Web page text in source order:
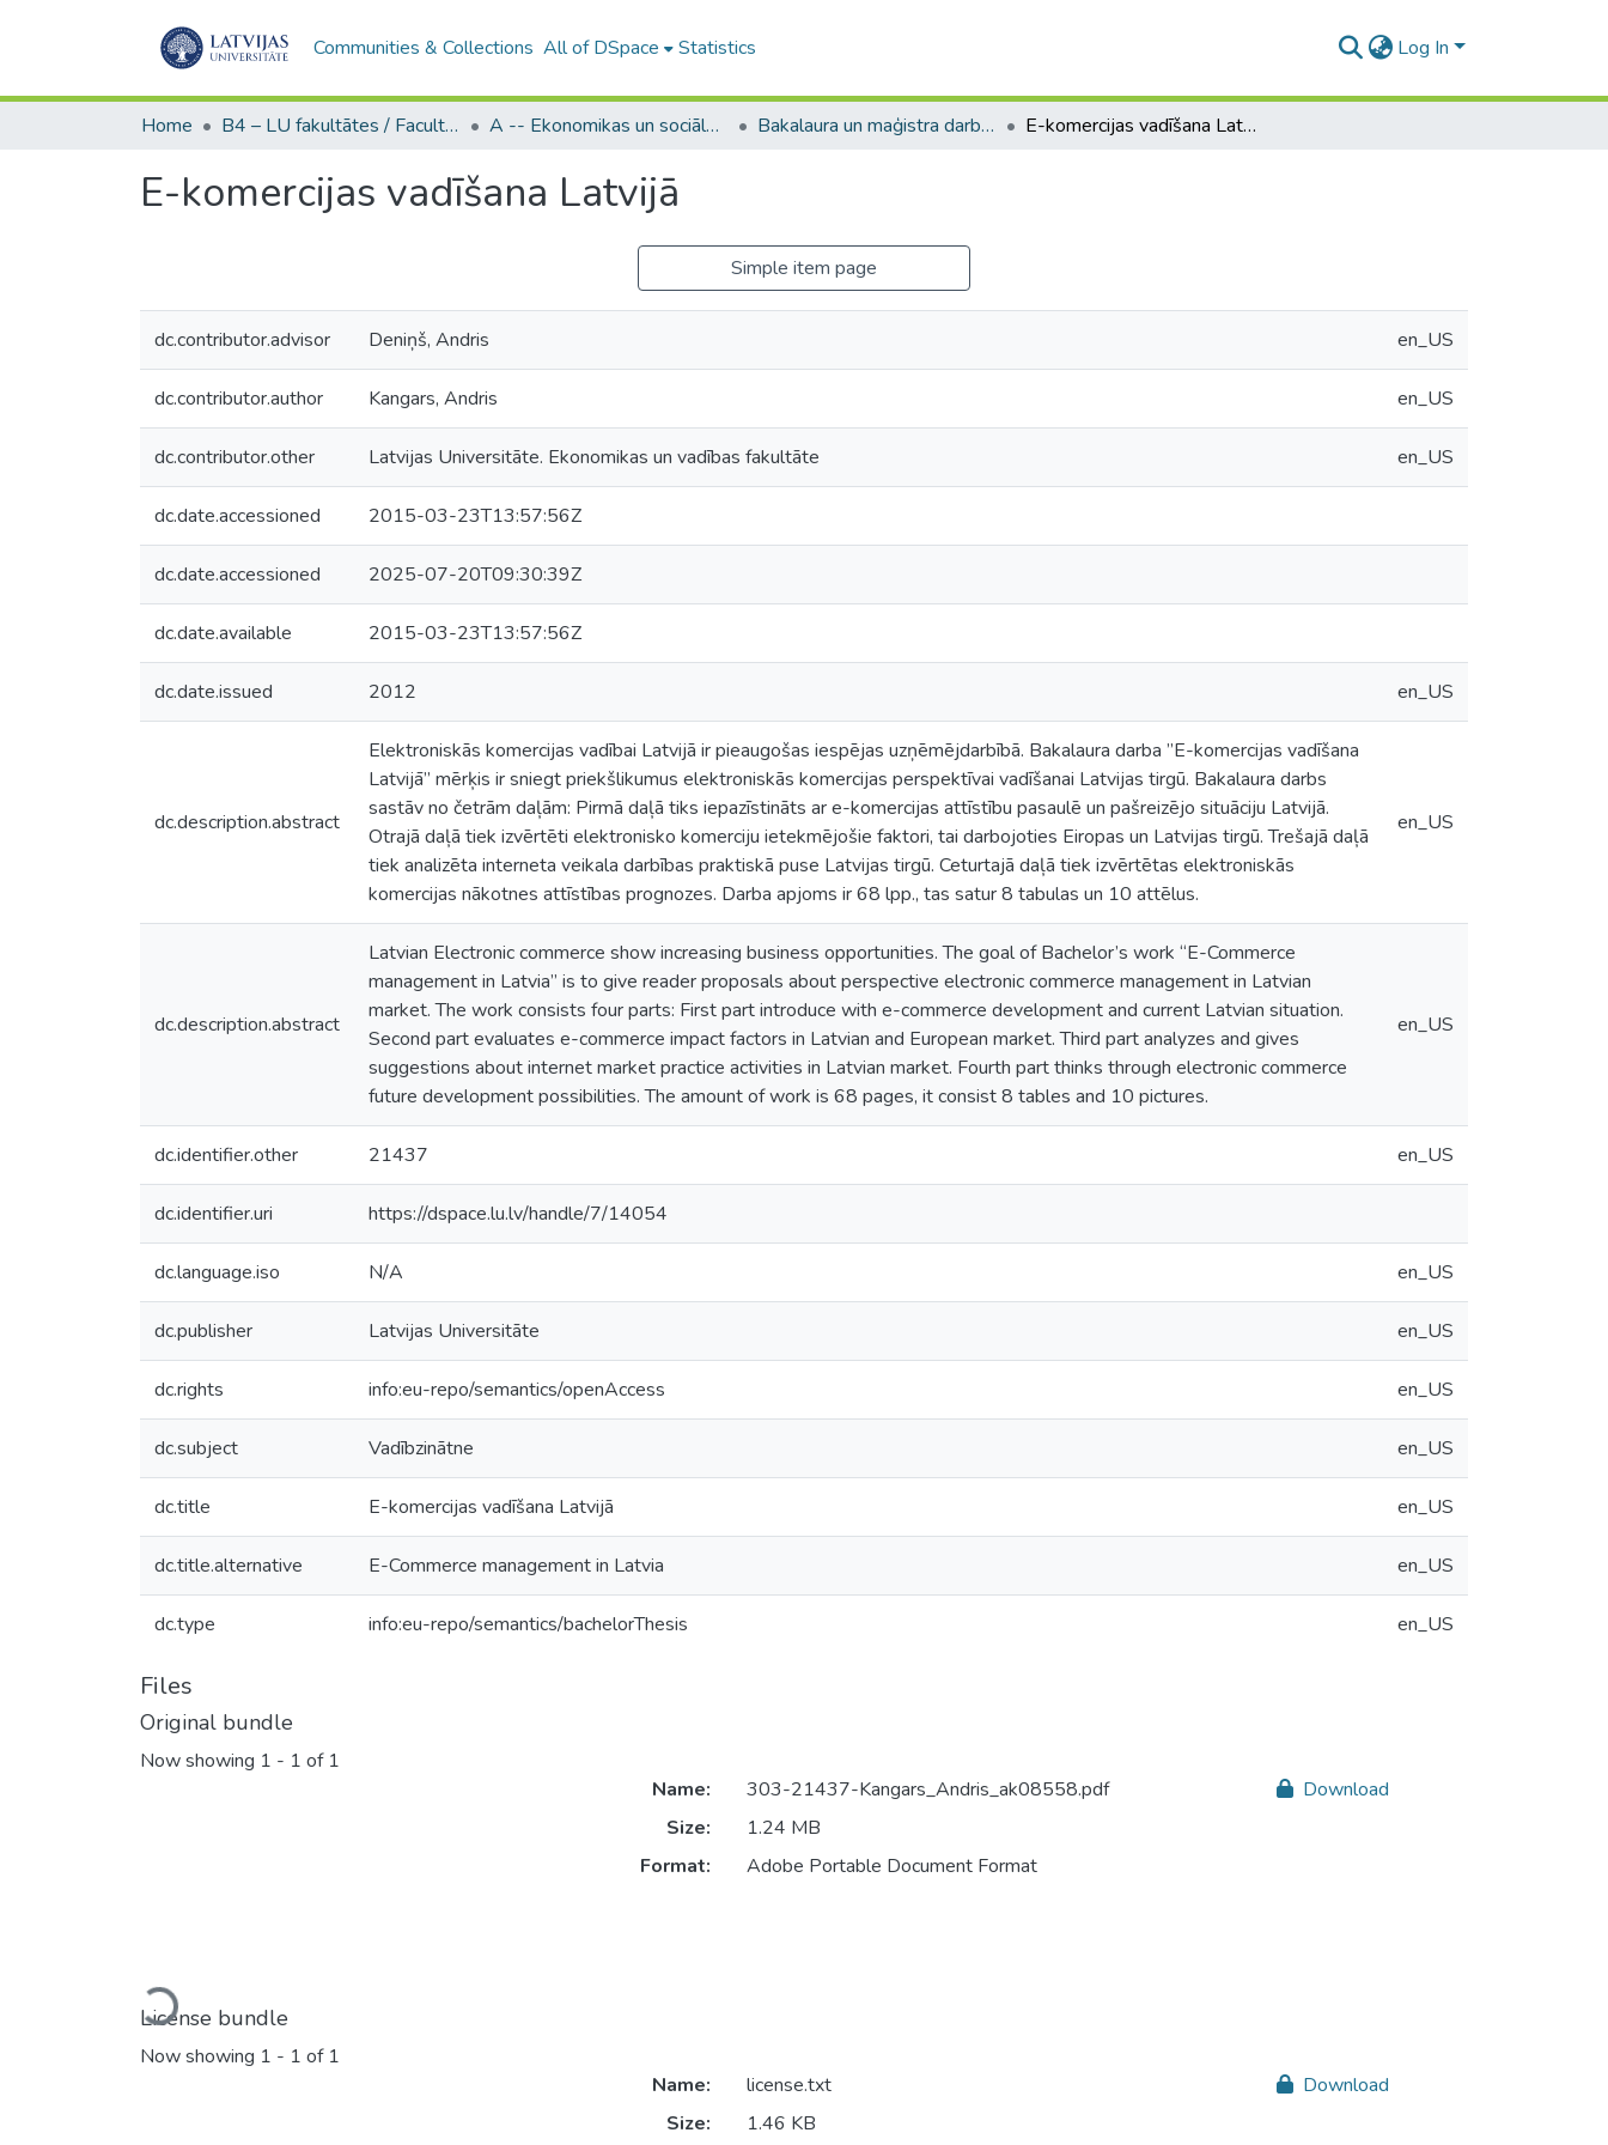
Communities & Collections All of DSpace Statistics Log In
Home B4 – LU fakultātes / Faculties of the UL A -- Ekonomikas un sociālo zinātņu fakultāte / Faculty of Economics and Social Sciences Bakalaura un maģistra darbi (ESZF) / Bachelor's and Master's theses E-komercijas vadīšana Latvijā
E-komercijas vadīšana Latvijā
Simple item page
dc.contributor.advisor Deniņš, Andris en_US
dc.contributor.author Kangars, Andris en_US
dc.contributor.other Latvijas Universitāte. Ekonomikas un vadības fakultāte en_US
dc.date.accessioned 2015-03-23T13:57:56Z
dc.date.accessioned 2025-07-20T09:30:39Z
dc.date.available 2015-03-23T13:57:56Z
dc.date.issued 2012 en_US
dc.description.abstract
Elektroniskās komercijas vadībai Latvijā ir pieaugošas iespējas uzņēmējdarbībā. Bakalaura darba ”E-komercijas vadīšana
Latvijā” mērķis ir sniegt priekšlikumus elektroniskās komercijas perspektīvai vadīšanai Latvijas tirgū. Bakalaura darbs
sastāv no četrām daļām: Pirmā daļā tiks iepazīstināts ar e-komercijas attīstību pasaulē un pašreizējo situāciju Latvijā.
Otrajā daļā tiek izvērtēti elektronisko komerciju ietekmējošie faktori, tai darbojoties Eiropas un Latvijas tirgū. Trešajā daļā
tiek analizēta interneta veikala darbības praktiskā puse Latvijas tirgū. Ceturtajā daļā tiek izvērtētas elektroniskās
komercijas nākotnes attīstības prognozes. Darba apjoms ir 68 lpp., tas satur 8 tabulas un 10 attēlus.
en_US
dc.description.abstract
Latvian Electronic commerce show increasing business opportunities. The goal of Bachelor’s work “E-Commerce
management in Latvia” is to give reader proposals about perspective electronic commerce management in Latvian
market. The work consists four parts: First part introduce with e-commerce development and current Latvian situation.
Second part evaluates e-commerce impact factors in Latvian and European market. Third part analyzes and gives
suggestions about internet market practice activities in Latvian market. Fourth part thinks through electronic commerce
future development possibilities. The amount of work is 68 pages, it consist 8 tables and 10 pictures.
en_US
dc.identifier.other 21437 en_US
dc.identifier.uri https://dspace.lu.lv/handle/7/14054
dc.language.iso N/A en_US
dc.publisher Latvijas Universitāte en_US
dc.rights info:eu-repo/semantics/openAccess en_US
dc.subject Vadībzinātne en_US
dc.title E-komercijas vadīšana Latvijā en_US
dc.title.alternative E-Commerce management in Latvia en_US
dc.type info:eu-repo/semantics/bachelorThesis en_US
Files
Original bundle
Now showing 1 - 1 of 1
Loading...
Name:
303-21437-Kangars_Andris_ak08558.pdf
Size:
1.24 MB
Format:
Adobe Portable Document Format
Download
License bundle
Now showing 1 - 1 of 1
Name:
license.txt
Size:
1.46 KB
Download